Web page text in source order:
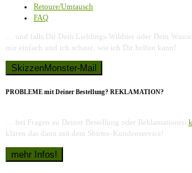
Retoure/Umtausch
FAQ
… und falls Dir Dein Lieblings-Wildtier oder Dein
mir einfach und ich schaue, wie ich Dir helfen kann!
PROBLEME mit Deiner Bestellung? REKLAMATION?
… bei Fragen zu Deiner Bestellung oder Reklamationen
klären das dann mit dem Shirtee-Kundenservice!